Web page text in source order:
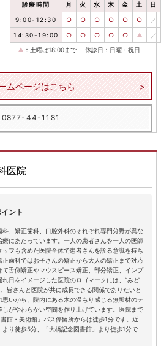
診療時間 月 火 水 木 金 土 日
9:00-12:30 ○ ○ ○ ○ ○ ○ ／
14:30-19:00 ○ ○ ○ ○ ○ ▲ ／
▲ ：土曜は18:00まで 休診日：日曜・祝日
ムページはこちら
0877-44-1181
医院
ント
科、矯正歯科、口腔外科のそれぞれ専門分野が異な
にあたっています。一人の患者さんを一人の医師
フも含めた医院全体で患者さんを診る意識を持ち
歯科ではお子さんの矯正から大人の矯正まで対応
舌側矯正やマウスピース矯正、部分矯正、インプ
日をイメージした医院のロゴマークには、“みど
皆さんと医院が共に成長できる関係でありたいと
いから、院内にある木の温もり感じる無垢材のテ
がやわらかい空間を作り上げています。医院まで
館・美術館」バス停留所からは徒歩1分です。近
り徒歩5分、「大橋記念図書館」より徒歩1分で